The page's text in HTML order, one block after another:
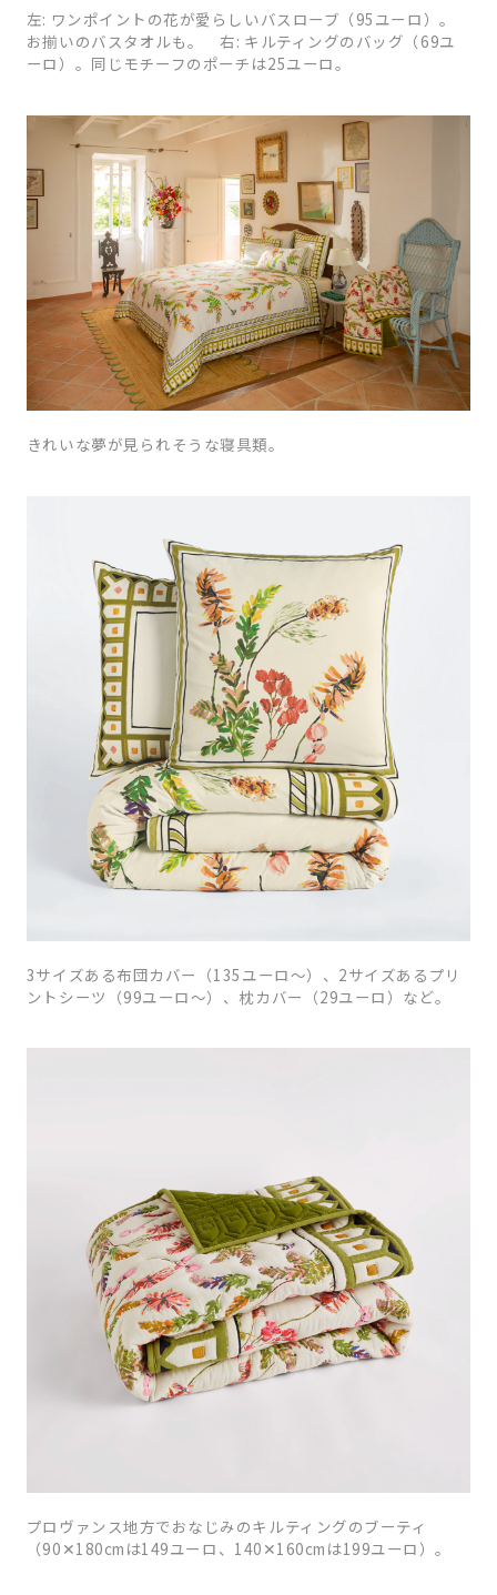
左: ワンポイントの花が愛らしいバスローブ（95ユーロ）。
お揃いのバスタオルも。 右: キルティングのバッグ（69ユ
ーロ）。同じモチーフのポーチは25ユーロ。
きれいな夢が見られそうな寝具類。
3サイズある布団カバー（135ユーロ〜）、2サイズあるプリ
ントシーツ（99ユーロ〜）、枕カバー（29ユーロ）など。
プロヴァンス地方でおなじみのキルティングのブーティ
（90✕180cmは149ユーロ、140✕160cmは199ユーロ）。